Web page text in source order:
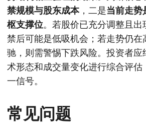
禁规模与股东成本，二是当前走势
枢支撑位。若股价已充分调整且
禁后可能是低吸机会；若走势仍在
驰，则需警惕下跌风险。投资者应
术形态和成交量变化进行综合评估
一信号。
常见问题